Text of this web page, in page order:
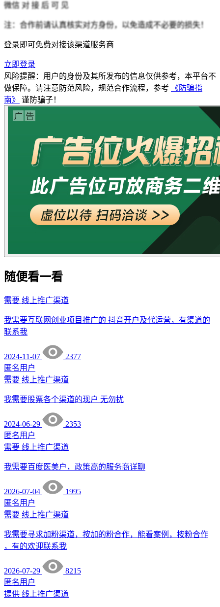
微信 对 接 后 可 见
注：合作前请认真核实对方身份，以免造成不必要的损失！
登录即可免费对接该渠道服务商
立即登录
风险提醒：用户的身份及其所发布的信息仅供参考，本平台不
做保障。请注意防范风险，规范合作流程，参考
《防骗指
南》
谨防骗子！
随便看一看
需要 线上推广渠道
我需要互联网创业项目推广的 抖音开户及代运营，有渠道的
联系我
2024-11-07
2377
匿名用户
需要 线上推广渠道
我需要股票各个渠道的现户 无勿扰
2024-06-29
2353
匿名用户
需要 线上推广渠道
我需要百度医美户，政策高的服务商详聊
2026-07-04
1995
匿名用户
需要 线上推广渠道
我需要寻求加粉渠道，按加的粉合作，能看案例，按粉合作
，有的欢迎联系我
2026-07-29
8215
匿名用户
提供 线上推广渠道